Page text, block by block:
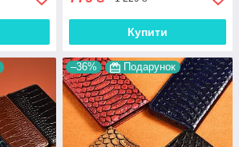
Купити
–36% Подарунок